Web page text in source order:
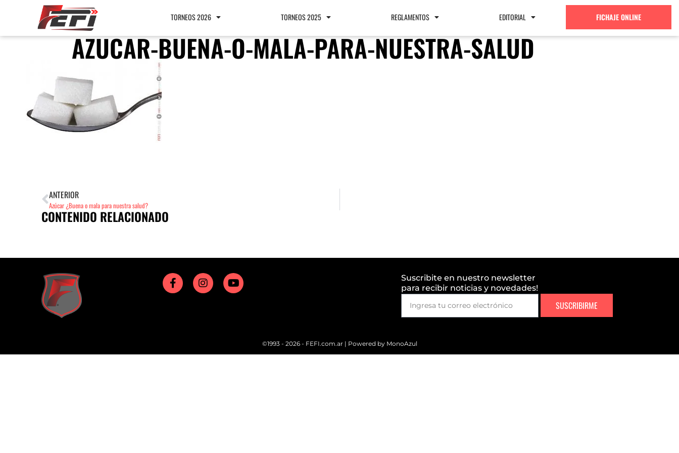
TORNEOS 2026 TORNEOS 2025 REGLAMENTOS EDITORIAL FICHAJE ONLINE
AZUCAR-BUENA-O-MALA-PARA-NUESTRA-SALUD
ANTERIOR
Azúcar ¿Buena o mala para nuestra salud?
CONTENIDO RELACIONADO
Suscribite en nuestro newsletter
para recibir noticias y novedades!
SUSCRIBIRME
©1993 - 2026 - FEFI.com.ar | Powered by MonoAzul